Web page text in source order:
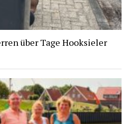
über Tage Hooksieler